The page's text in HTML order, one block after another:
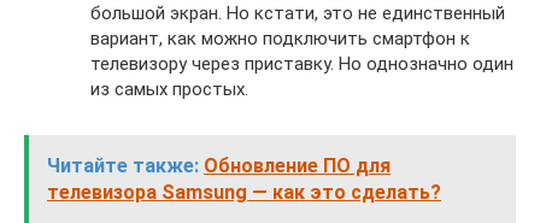
большой экран. Но кстати, это не единственный
вариант, как можно подключить смартфон к
телевизору через приставку. Но однозначно один
из самых простых.
Читайте также: Обновление ПО для
телевизора Samsung — как это сделать?